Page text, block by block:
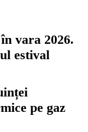
vara 2026.
estival
pe gaz